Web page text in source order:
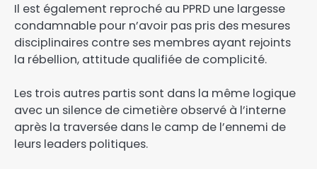
Il est également reproché au PPRD une largesse
condamnable pour n’avoir pas pris des mesures
disciplinaires contre ses membres ayant rejoints
la rébellion, attitude qualifiée de complicité.
Les trois autres partis sont dans la même logique
avec un silence de cimetière observé à l’interne
après la traversée dans le camp de l’ennemi de
leurs leaders politiques.